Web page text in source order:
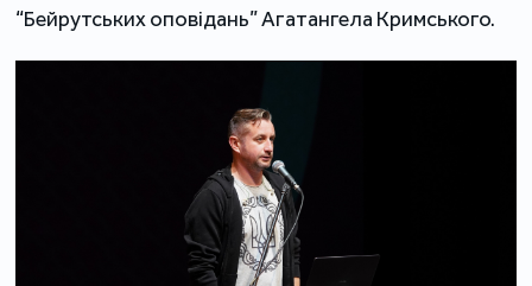
“Бейрутських оповідань” Агатангела Кримського.